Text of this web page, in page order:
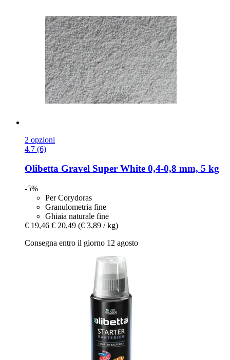
2 opzioni
4.7 (6)
Olibetta Gravel Super White 0,4-​0,8 mm, 5 kg
-5%
Per Corydoras
Granulometria fine
Ghiaia naturale fine
€ 19,46 € 20,49 (€ 3,89 / kg)
Consegna entro il giorno 12 agosto